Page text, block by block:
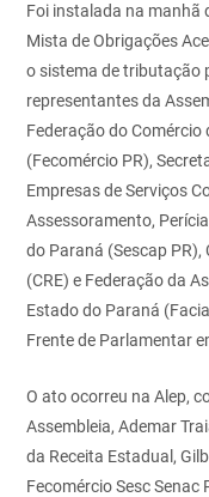
Foi instalada na manhã
Mista de Obrigações
o sistema de tributação
representantes da
Federação do Comércio
(Fecomércio PR),
Empresas de Serviços
Assessoramento,
do Paraná (Sescap
(CRE) e Federação da
Estado do Paraná
Frente de Parlamentar
O ato ocorreu na Alep,
Assembleia, Ademar
da Receita Estadual,
Fecomércio Sesc Senac